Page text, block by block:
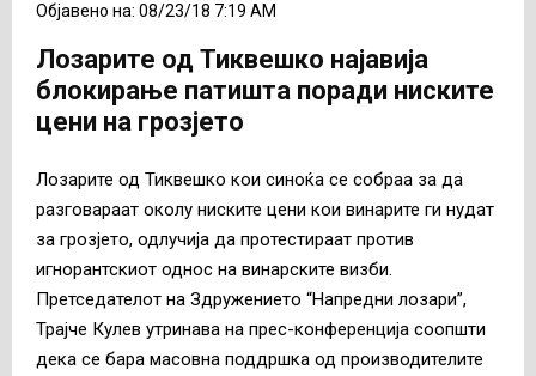
Објавено на: 08/23/18 7:19 AM
Лозарите од Тиквешко најавија
блокирање патишта поради ниските
цени на грозјето
Лозарите од Тиквешко кои синоќа се собраа за да
разговараат околу ниските цени кои винарите ги нудат
за грозјето, одлучија да протестираат против
игнорантскиот однос на винарските визби.
Претседателот на Здружението “Напредни лозари”,
Трајче Кулев утринава на прес-конференција соопшти
дека се бара масовна поддршка од производителите